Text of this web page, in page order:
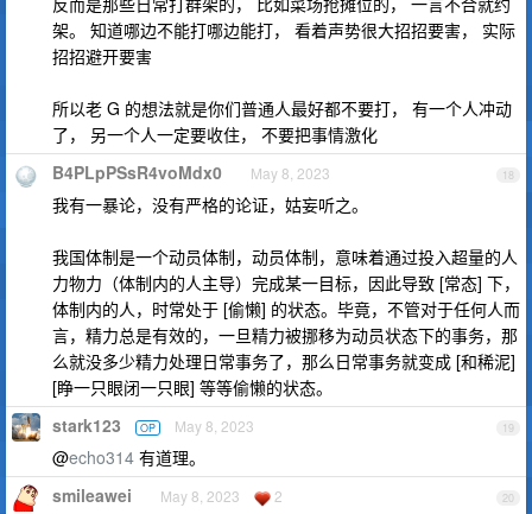
架。 知道哪边不能打哪边能打， 看着声势很大招招要害， 实际
招招避开要害
所以老 G 的想法就是你们普通人最好都不要打， 有一个人冲动
了， 另一个人一定要收住， 不要把事情激化
18
B4PLpPSsR4voMdx0 May 8, 2023
我有一暴论，没有严格的论证，姑妄听之。
我国体制是一个动员体制，动员体制，意味着通过投入超量的人
力物力（体制内的人主导）完成某一目标，因此导致 [常态] 下，
体制内的人，时常处于 [偷懒] 的状态。毕竟，不管对于任何人而
言，精力总是有效的，一旦精力被挪移为动员状态下的事务，那
么就没多少精力处理日常事务了，那么日常事务就变成 [和稀泥]
[睁一只眼闭一只眼] 等等偷懒的状态。
19
stark123 OP May 8, 2023
@echo314 有道理。
20
smileawei May 8, 2023 2